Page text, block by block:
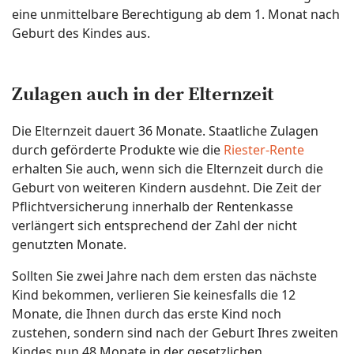
eine unmittelbare Berechtigung ab dem 1. Monat nach
Geburt des Kindes aus.
Zulagen auch in der Elternzeit
Die Elternzeit dauert 36 Monate. Staatliche Zulagen
durch geförderte Produkte wie die Riester-Rente
erhalten Sie auch, wenn sich die Elternzeit durch die
Geburt von weiteren Kindern ausdehnt. Die Zeit der
Pflichtversicherung innerhalb der Rentenkasse
verlängert sich entsprechend der Zahl der nicht
genutzten Monate.
Sollten Sie zwei Jahre nach dem ersten das nächste
Kind bekommen, verlieren Sie keinesfalls die 12
Monate, die Ihnen durch das erste Kind noch
zustehen, sondern sind nach der Geburt Ihres zweiten